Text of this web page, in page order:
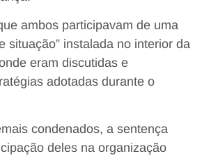
ambos participavam de uma
situação” instalada no interior da
eram discutidas e
adotadas durante o
condenados, a sentença
deles na organização